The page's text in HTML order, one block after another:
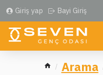
Giriş yap Bayi Giriş
Arama